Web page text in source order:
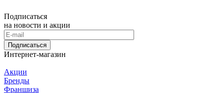
Подписаться
на новости и акции
Подписаться
Интернет-магазин
Акции
Бренды
Франшиза